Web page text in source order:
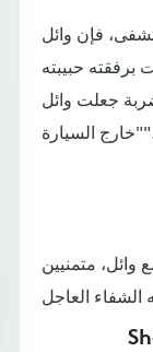
فإن وائل
برفقته حبيبته
جعلت وائل
وائل، متمنيين